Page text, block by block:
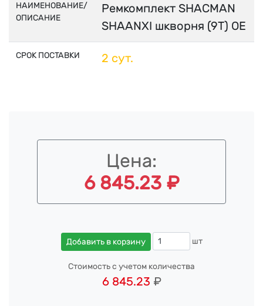
НАИМЕНОВАНИЕ/
ОПИСАНИЕ
Ремкомплект SHACMAN
SHAANXI шкворня (9Т) OE
СРОК ПОСТАВКИ 2 сут.
Цена:
6 845.23 ₽
Добавить в корзину шт
Стоимость с учетом количества
6 845.23 ₽